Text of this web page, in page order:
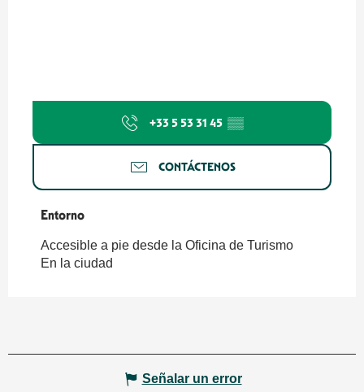
+33 5 53 31 45 ▒▒
CONTÁCTENOS
Entorno
Entorno
Accesible a pie desde la Oficina de Turismo
En la ciudad
Señalar un error